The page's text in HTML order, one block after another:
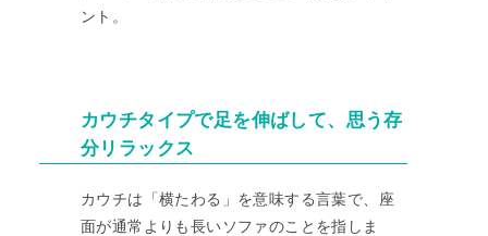
ント。
カウチタイプで足を伸ばして、思う存
分リラックス
カウチは「横たわる」を意味する言葉で、座
面が通常よりも長いソファのことを指しま